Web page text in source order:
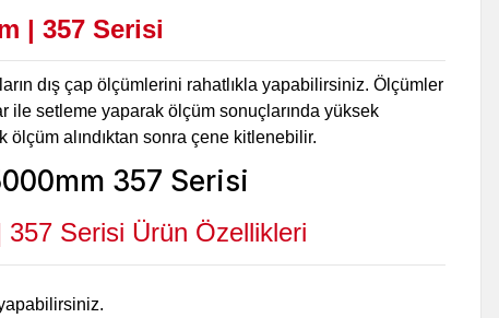
| 357 Serisi
dış çap ölçümlerini rahatlıkla yapabilirsiniz. Ölçümler
ile setleme yaparak ölçüm sonuçlarında yüksek
alındıktan sonra çene kitlenebilir.
Serisi Ürün Özellikleri